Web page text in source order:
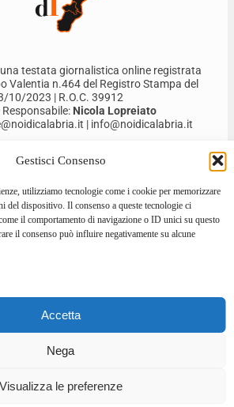
Gestisci Consenso
utilizziamo tecnologie come i cookie per memorizzare
del dispositivo. Il consenso a queste tecnologie ci
il comportamento di navigazione o ID unici su questo
il consenso può influire negativamente su alcune
Accetta
Nega
Visualizza le preferenze
testata giornalistica online registrata
Valentia n.464 del Registro Stampa del
10/2023 | R.O.C. 39912
Nicola Lopreiato
| info@noidicalabria.it
2026 © ALL RIGHTS RESERVED